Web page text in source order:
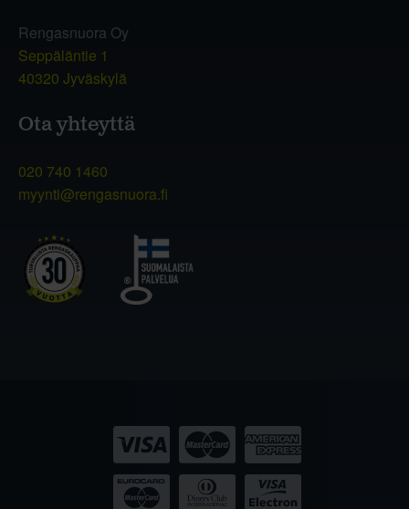
Rengasnuora Oy
Seppäläntie 1
40320 Jyväskylä
Ota yhteyttä
020 740 1460
myynti@rengasnuora.fi